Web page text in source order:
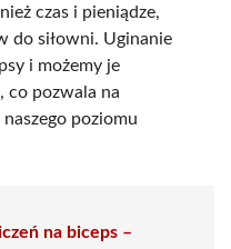
czas i pieniądze,
do siłowni. Uginanie
i możemy je
co pozwala na
poziomu
na biceps –